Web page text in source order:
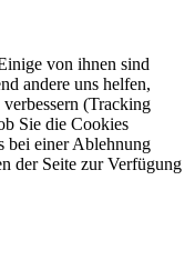
von ihnen sind
andere uns helfen,
(Tracking
Sie die Cookies
bei einer Ablehnung
der Seite zur Verfügung